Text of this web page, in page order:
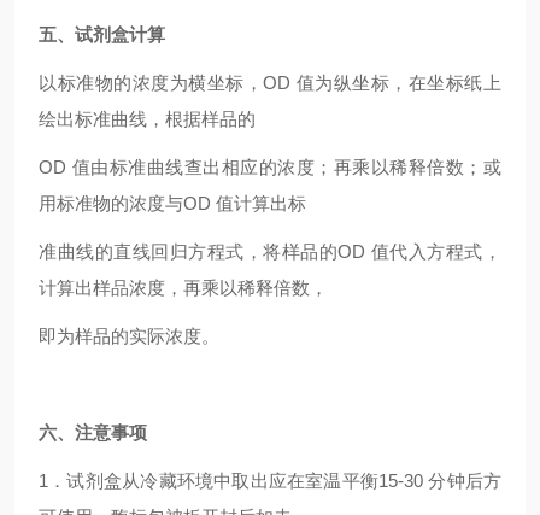
五、试剂盒计算
以标准物的浓度为横坐标，OD 值为纵坐标，在坐标纸上
绘出标准曲线，根据样品的
OD 值由标准曲线查出相应的浓度；再乘以稀释倍数；或
用标准物的浓度与OD 值计算出标
准曲线的直线回归方程式，将样品的OD 值代入方程式，
计算出样品浓度，再乘以稀释倍数，
即为样品的实际浓度。
六、注意事项
1．试剂盒从冷藏环境中取出应在室温平衡15-30 分钟后方